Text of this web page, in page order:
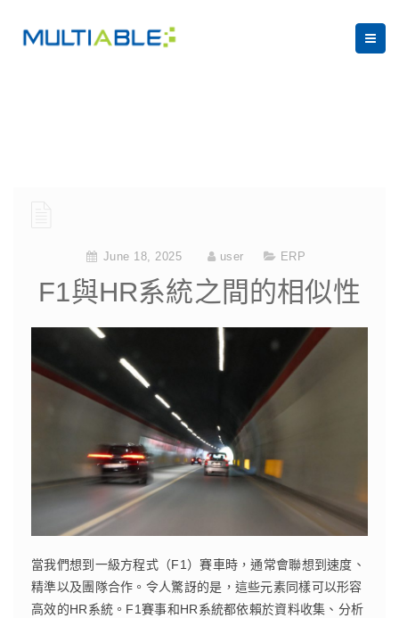
CRM
June 18, 2025 user ERP
F1與HR系統之間的相似性
當我們想到一級方程式（F1）賽車時，通常會聯想到速度、
精準以及團隊合作。令人驚訝的是，這些元素同樣可以形容
高效的HR系統。F1賽事和HR系統都依賴於資料收集、分析